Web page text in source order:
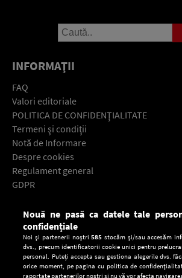
INFORMAŢII
FAQ
Valori editoriale
POLITICA DE CONFIDENŢIALITATE
Termeni şi condiţii
Notă de Informare
Despre cookies
Regulament general
GDPR
Descarcă gratuit aplicaţia Europa FM
Nouă ne pasă ca datele tale
confidențiale
Noi și partenerii noștri585 stocăm și/sau accesăm
dvs., precum identificatorii cookie unici pentru
personal. Puteți accepta sau gestiona alegerile dvs.
orice moment, pe pagina cu politica de
raportate partenerilor noștri și nu vă vor afecta